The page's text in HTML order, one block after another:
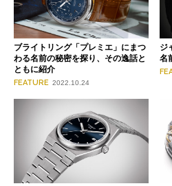
ブライトリング「プレミエ」にまつ
わる名前の秘密を探り、その逸話と
ともに紹介
FEATURE 2022.10.24
ジ
名